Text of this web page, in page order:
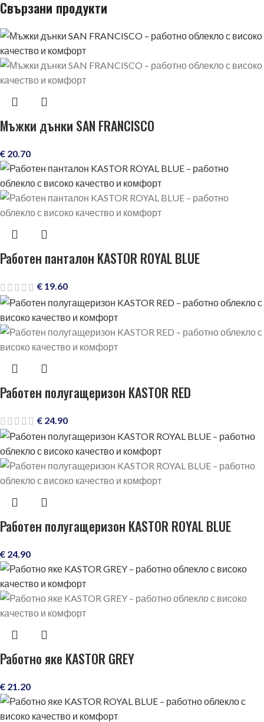
Свързани продукти
Мъжки дънки SAN FRANCISCO
€ 20.70
Работен панталон KASTOR ROYAL BLUE
€ 19.60
Работен полугащеризон KASTOR RED
€ 24.90
Работен полугащеризон KASTOR ROYAL BLUE
€ 24.90
Работно яке KASTOR GREY
€ 21.20